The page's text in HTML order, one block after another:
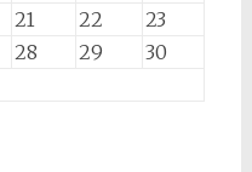
21 22
23
28 29
30